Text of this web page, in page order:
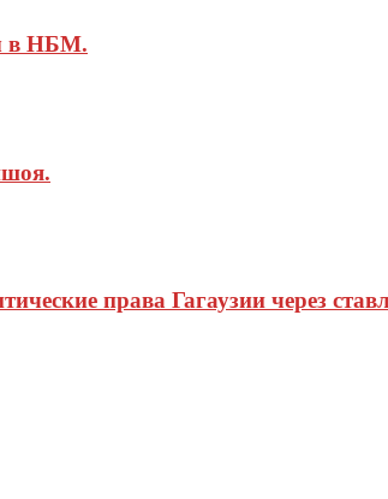
в НБМ.
права Гагаузии через